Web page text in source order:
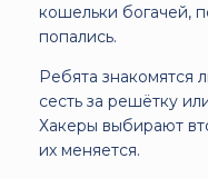
кошельки богачей,
попались.
Ребята знакомятся
сесть за решётку
Хакеры выбирают
их меняется.